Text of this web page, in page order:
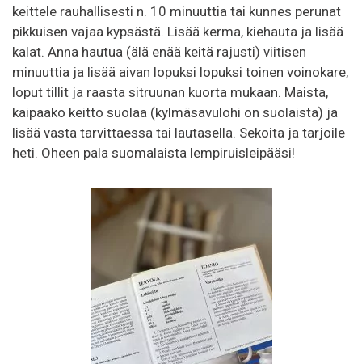
keittele rauhallisesti n. 10 minuuttia tai kunnes perunat
pikkuisen vajaa kypsästä. Lisää kerma, kiehauta ja lisää
kalat. Anna hautua (älä enää keitä rajusti) viitisen
minuuttia ja lisää aivan lopuksi lopuksi toinen voinokare,
loput tillit ja raasta sitruunan kuorta mukaan. Maista,
kaipaako keitto suolaa (kylmäsavulohi on suolaista) ja
lisää vasta tarvittaessa tai lautasella. Sekoita ja tarjoile
heti. Oheen pala suomalaista lempiruisleipääsi!